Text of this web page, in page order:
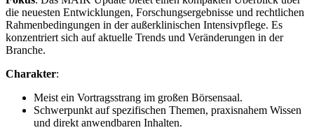
die neuesten Entwicklungen, Forschungsergebnisse und rechtlichen
Rahmenbedingungen in der außerklinischen Intensivpflege. Es
konzentriert sich auf aktuelle Trends und Veränderungen in der
Branche.
Charakter:
Meist ein Vortragsstrang im großen Börsensaal.
Schwerpunkt auf spezifischen Themen, praxisnahem Wissen
und direkt anwendbaren Inhalten.